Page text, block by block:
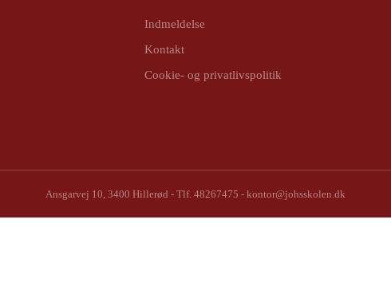
Indmeldelse
Kontakt
Cookie- og privatlivspolitik
Ansgarvej 10, 3400 Hillerød - Tlf. 48267475 - kontor@johsskolen.dk